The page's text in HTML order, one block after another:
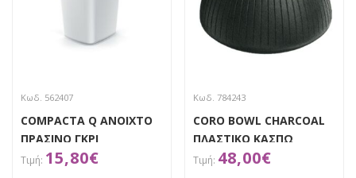
Κωδ. 562407
COMPACTA Q ΑΝΟΙΧΤΟ
ΠΡΑΣΙΝΟ ΓΚΡΙ
ΠΛΑΣΤΙΚΟΣ ΚΑΔΟΣ 25LT
15,80€
Κωδ. 784243
CORO BOWL CHARCOAL
ΠΛΑΣΤΙΚΟ ΚΑΣΠΩ
40Χ40Χ20ΕΚ
48,00€